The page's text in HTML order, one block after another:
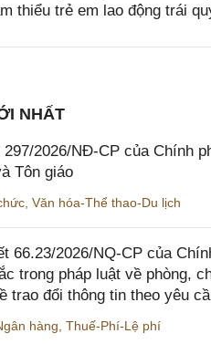
thiểu trẻ em lao động trái
NHẤT
297/2026/NĐ-CP của Chính
Tôn giáo
, Văn hóa-Thể thao-Du lịch
66.23/2026/NQ-CP của
trong pháp luật về phòng,
trao đổi thông tin theo yêu
hàng, Thuế-Phí-Lệ phí